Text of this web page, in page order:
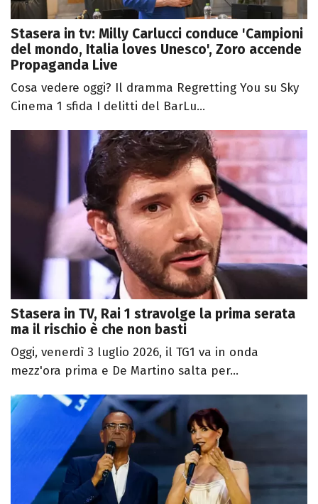
Stasera in tv: Milly Carlucci conduce 'Campioni
del mondo, Italia loves Unesco', Zoro accende
Propaganda Live
Cosa vedere oggi? Il dramma Regretting You su Sky
Cinema 1 sfida I delitti del BarLu...
Stasera in TV, Rai 1 stravolge la prima serata
ma il rischio è che non basti
Oggi, venerdì 3 luglio 2026, il TG1 va in onda
mezz'ora prima e De Martino salta per...